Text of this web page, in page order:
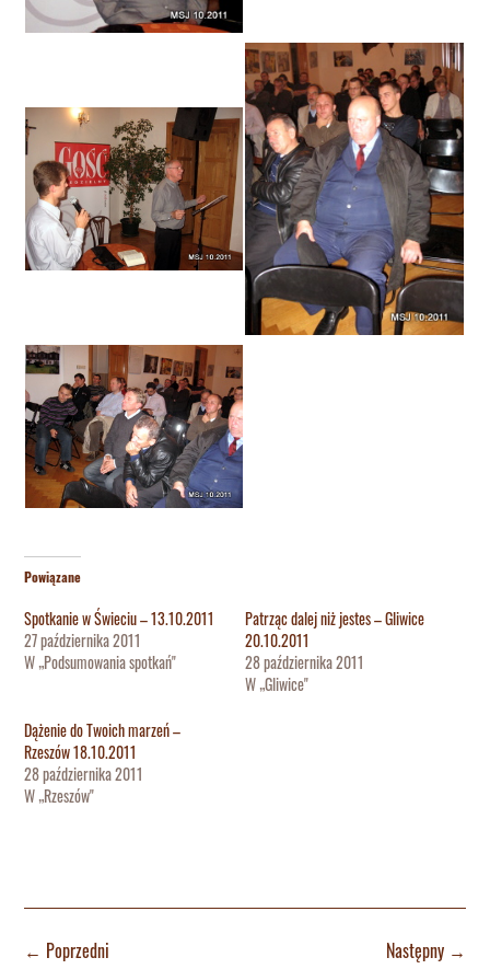
Powiązane
Spotkanie w Świeciu – 13.10.2011
27 października 2011
W „Podsumowania spotkań"
Patrząc dalej niż jestes – Gliwice
20.10.2011
28 października 2011
W „Gliwice"
Dążenie do Twoich marzeń –
Rzeszów 18.10.2011
28 października 2011
W „Rzeszów"
← Poprzedni Następny→